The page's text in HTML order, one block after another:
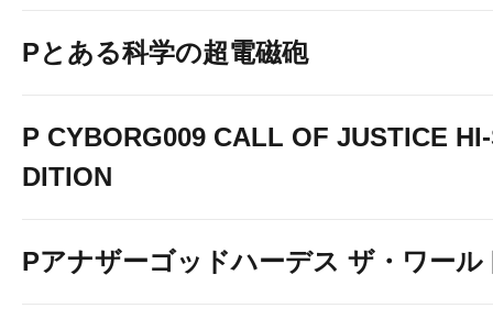
Pとある科学の超電磁砲
P CYBORG009 CALL OF JUSTICE
DITION
Pアナザーゴッドハーデス ザ・ワール